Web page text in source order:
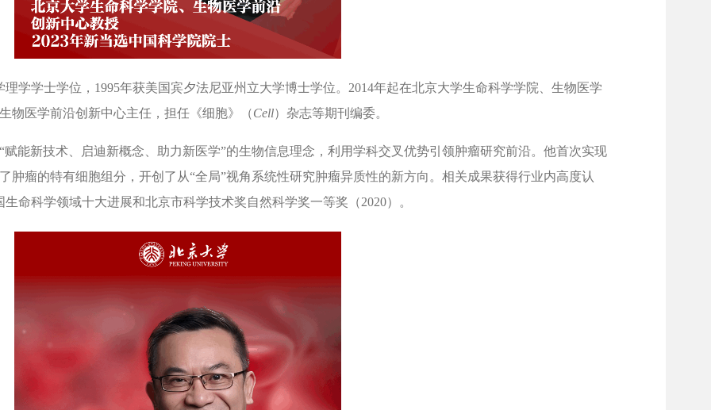
理学学士学位，1995年获美国宾夕法尼亚州立大学博士学位。2014年起在北京大学生命科学学院、生物医学
物医学前沿创新中心主任，担任《细胞》（Cell）杂志等期刊编委。
能新技术、启迪新概念、助力新医学”的生物信息理念，利用学科交叉优势引领肿瘤研究前沿。他首次实现
肿瘤的特有细胞组分，开创了从“全局”视角系统性研究肿瘤异质性的新方向。相关成果获得行业内高度认
命科学领域十大进展和北京市科学技术奖自然科学奖一等奖（2020）。